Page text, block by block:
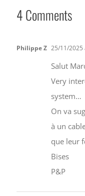
4 Comments
Philippe Z 25/11/2025
Salut
Very
system…
On va
à un
que leur
Bises
P&P